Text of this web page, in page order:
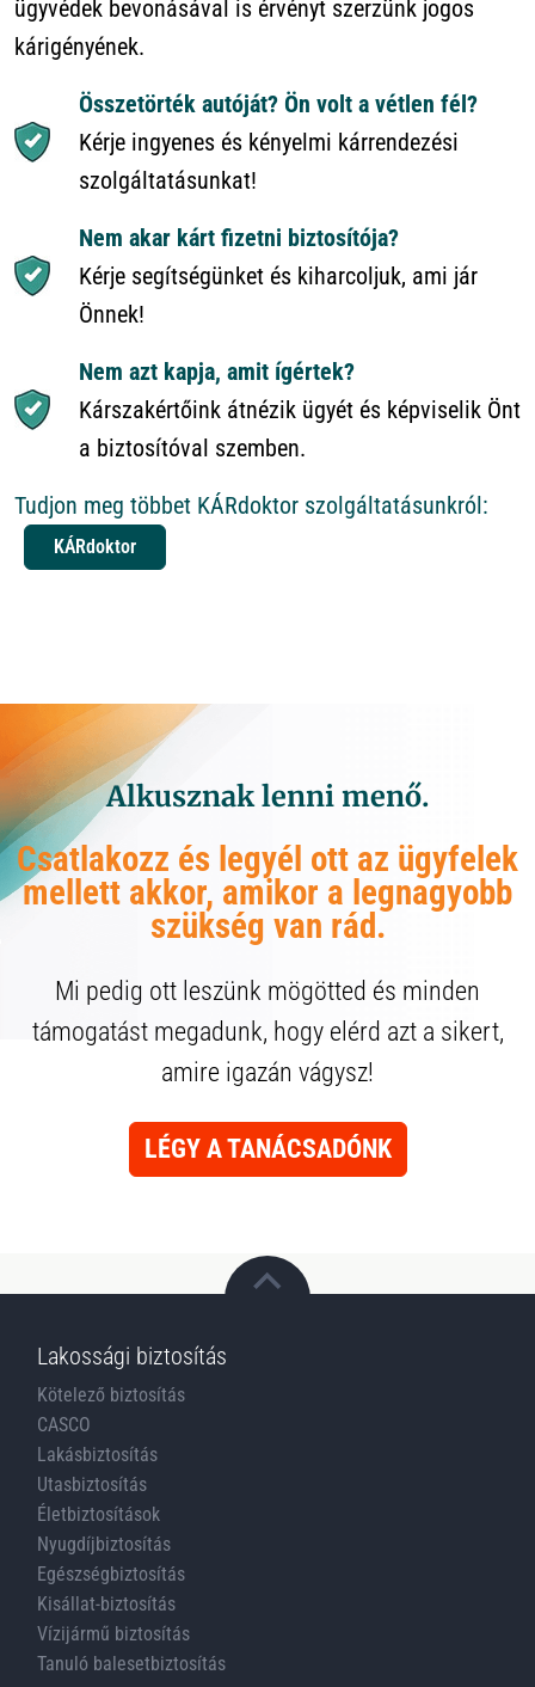
ügyvédek bevonásával is érvényt szerzünk jogos
kárigényének.
Összetörték autóját? Ön volt a vétlen fél?
Kérje ingyenes és kényelmi kárrendezési
szolgáltatásunkat!
Nem akar kárt fizetni biztosítója?
Kérje segítségünket és kiharcoljuk, ami jár
Önnek!
Nem azt kapja, amit ígértek?
Kárszakértőink átnézik ügyét és képviselik Önt
a biztosítóval szemben.
Tudjon meg többet KÁRdoktor szolgáltatásunkról:
KÁRdoktor
Alkusznak lenni menő.
Csatlakozz és legyél ott az ügyfelek
mellett akkor, amikor a legnagyobb
szükség van rád.
Mi pedig ott leszünk mögötted és minden
támogatást megadunk, hogy elérd azt a sikert,
amire igazán vágysz!
LÉGY A TANÁCSADÓNK
Lakossági biztosítás
Kötelező biztosítás
CASCO
Lakásbiztosítás
Utasbiztosítás
Életbiztosítások
Nyugdíjbiztosítás
Egészségbiztosítás
Kisállat-biztosítás
Vízijármű biztosítás
Tanuló balesetbiztosítás